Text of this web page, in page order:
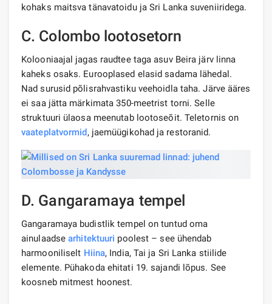
kohaks maitsva tänavatoidu ja Sri Lanka suveniiridega.
C. Colombo lootosetorn
Kolooniaajal jagas raudtee taga asuv Beira järv linna
kaheks osaks. Eurooplased elasid sadama lähedal.
Nad surusid põlisrahvastiku veehoidla taha. Järve ääres
ei saa jätta märkimata 350-meetrist torni. Selle
struktuuri ülaosa meenutab lootoseõit. Teletornis on
vaateplatvormid, jaemüügikohad ja restoranid.
D. Gangaramaya tempel
Gangaramaya budistlik tempel on tuntud oma
ainulaadsearhitektuuri poolest – see ühendab
harmooniliselt Hiina, India, Tai ja Sri Lanka stiilide
elemente. Pühakoda ehitati 19. sajandi lõpus. See
koosneb mitmest hoonest.